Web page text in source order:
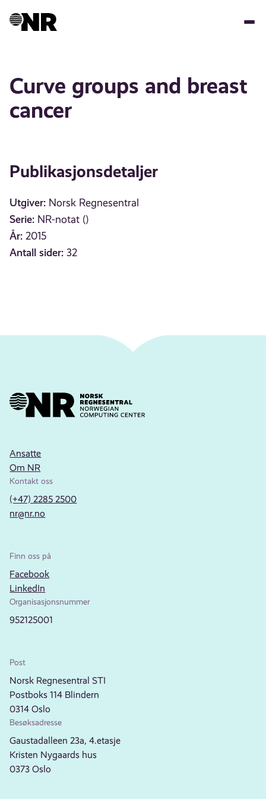
Curve groups and breast
cancer
Publikasjonsdetaljer
Utgiver: Norsk Regnesentral
Serie: NR-notat ()
År: 2015
Antall sider: 32
Ansatte
Om NR
Kontakt oss
(+47) 2285 2500
nr@nr.no
Finn oss på
Facebook
LinkedIn
Organisasjonsnummer
952125001
Post
Norsk Regnesentral STI
Postboks 114 Blindern
0314 Oslo
Besøksadresse
Gaustadalleen 23a, 4.etasje
Kristen Nygaards hus
0373 Oslo